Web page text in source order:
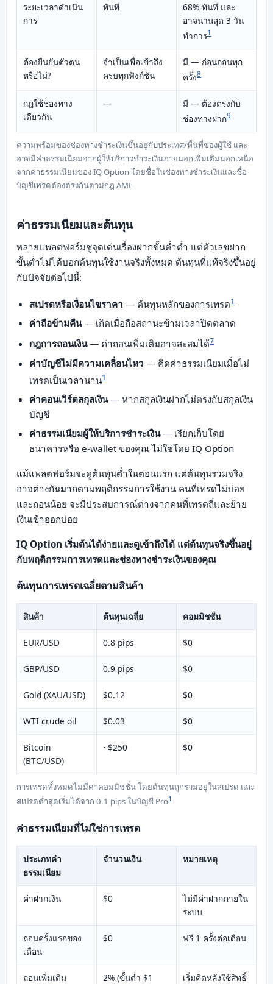
ระยะเวลาดำเนิน
การ
ทันที
68% ทันที และ
อาจนานสุด 3 วัน
ทำการ1
ต้องยืนยันตัวตน
หรือไม่?
จำเป็นเพื่อเข้าถึง
ครบทุกฟังก์ชัน
มี — ก่อนถอนทุก
ครั้ง8
กฎใช้ช่องทาง
เดียวกัน
—
มี — ต้องตรงกับ
ช่องทางฝาก9
ความพร้อมของช่องทางชำระเงินขึ้นอยู่กับประเทศ/พื้นที่ของผู้ใช้ และ
อาจมีค่าธรรมเนียมจากผู้ให้บริการชำระเงินภายนอกเพิ่มเติมนอกเหนือ
จากค่าธรรมเนียมของ IQ Option โดยชื่อในช่องทางชำระเงินและชื่อ
บัญชีเทรดต้องตรงกันตามกฎ AML
ค่าธรรมเนียมและต้นทุน
หลายแพลตฟอร์มชูจุดเด่นเรื่องฝากขั้นต่ำต่ำ แต่ตัวเลขฝาก
ขั้นต่ำไม่ได้บอกต้นทุนใช้งานจริงทั้งหมด ต้นทุนที่แท้จริงขึ้นอยู่
กับปัจจัยต่อไปนี้:
สเปรดหรือเงื่อนไขราคา — ต้นทุนหลักของการเทรด1
ค่าถือข้ามคืน— เกิดเมื่อถือสถานะข้ามเวลาปิดตลาด
กฎการถอนเงิน— ค่าถอนเพิ่มเติมอาจสะสมได้7
ค่าบัญชีไม่มีความเคลื่อนไหว — คิดค่าธรรมเนียมเมื่อไม่
เทรดเป็นเวลานาน1
ค่าคอนเวิร์ตสกุลเงิน— หากสกุลเงินฝากไม่ตรงกับสกุลเงิน
บัญชี
ค่าธรรมเนียมผู้ให้บริการชำระเงิน— เรียกเก็บโดย
ธนาคารหรือ e-wallet ของคุณ ไม่ใช่โดย IQ Option
แม้แพลตฟอร์มจะดูต้นทุนต่ำในตอนแรก แต่ต้นทุนรวมจริง
อาจต่างกันมากตามพฤติกรรมการใช้งาน คนที่เทรดไม่บ่อย
และถอนน้อย จะมีประสบการณ์ต่างจากคนที่เทรดถี่และย้าย
เงินเข้าออกบ่อย
IQ Option เริ่มต้นได้ง่ายและดูเข้าถึงได้ แต่ต้นทุนจริงขึ้นอยู่
กับพฤติกรรมการเทรดและช่องทางชำระเงินของคุณ
ต้นทุนการเทรดเฉลี่ยตามสินค้า
สินค้า ต้นทุนเฉลี่ย คอมมิชชั่น
EUR/USD 0.8 pips $0
GBP/USD 0.9 pips $0
Gold (XAU/USD) $0.12 $0
WTI crude oil $0.03 $0
Bitcoin
(BTC/USD)
~$250 $0
การเทรดทั้งหมดไม่มีค่าคอมมิชชั่น โดยต้นทุนถูกรวมอยู่ในสเปรด และ
สเปรดต่ำสุดเริ่มได้จาก 0.1 pips ในบัญชี Pro1
ค่าธรรมเนียมที่ไม่ใช่การเทรด
ประเภทค่า
ธรรมเนียม
จำนวนเงิน หมายเหตุ
ค่าฝากเงิน $0
ไม่มีค่าฝากภายใน
ระบบ
ถอนครั้งแรกของ
เดือน
$0 ฟรี 1 ครั้งต่อเดือน
ถอนเพิ่มเติม
2% (ขั้นต่ำ $1
เริ่มคิดหลังใช้สิทธิ์